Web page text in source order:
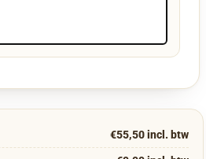
€55,50 incl. btw